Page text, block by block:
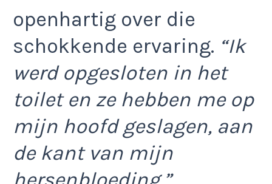
openhartig over die
schokkende ervaring. “Ik
werd opgesloten in het
toilet en ze hebben me op
mijn hoofd geslagen, aan
de kant van mijn